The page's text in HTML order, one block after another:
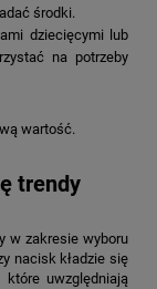
środki.
dziecięcymi lub
na potrzeby
wartość.
trendy
w zakresie wyboru
nacisk kładzie się
które uwzględniają